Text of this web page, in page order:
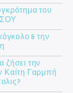
του
& την
ζήσει την
Καίτη Γαρμπή